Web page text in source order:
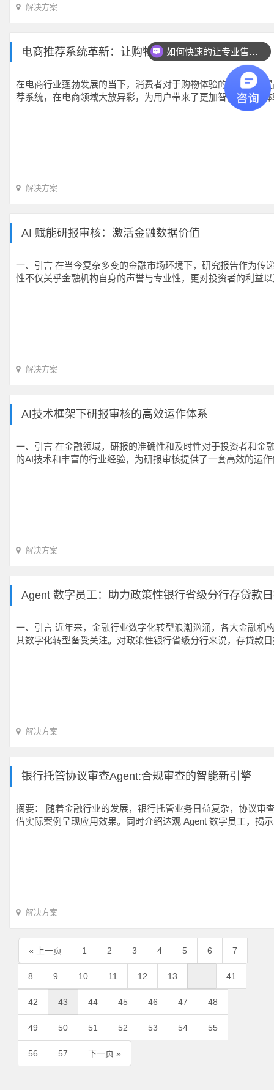
解决方案
电商推荐系统革新：让购物体验更智能
在电商行业蓬勃发展的当下，消费者对于购物体验的要求日益
荐系统，在电商领域大放异彩，为用户带来了更加智能的购物
解决方案
AI 赋能研报审核：激活金融数据价值
一、引言 在当今复杂多变的金融市场环境下，研究报告作为传
性不仅关乎金融机构自身的声誉与专业性，更对投资者的利益
解决方案
AI技术框架下研报审核的高效运作体系
一、引言 在金融领域，研报的准确性和及时性对于投资者和金
的AI技术和丰富的行业经验，为研报审核提供了一套高效的
解决方案
Agent 数字员工：助力政策性银行省级分行存贷款
一、引言 近年来，金融行业数字化转型浪潮汹涌，各大金融机
其数字化转型备受关注。对政策性银行省级分行来说，存贷款
解决方案
银行托管协议审查Agent:合规审查的智能新引擎
摘要： 随着金融行业的发展，银行托管业务日益复杂，协议审
借实际案例呈现应用效果。同时介绍达观 Agent 数字员工，
解决方案
« 上一页 1 2 3 4 5 6 7
8 9 10 11 12 13 41
42 43 44 45 46 47 48
49 50 51 52 53 54 55
56 57 下一页 »